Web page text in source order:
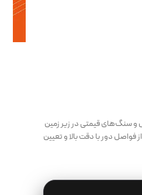
و سنگ‌های قیمتی در زیر زمین
دور با دقت بالا و تعیین